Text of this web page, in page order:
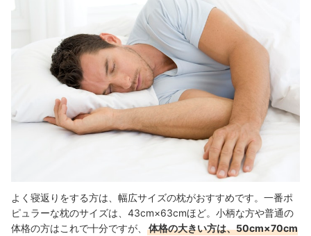
よく寝返りをする方は、幅広サイズの枕がおすすめです。一番ポ
ピュラーな枕のサイズは、43cm×63cmほど。小柄な方や普通の
体格の方はこれで十分ですが、
体格の大きい方は、50cm×70cm